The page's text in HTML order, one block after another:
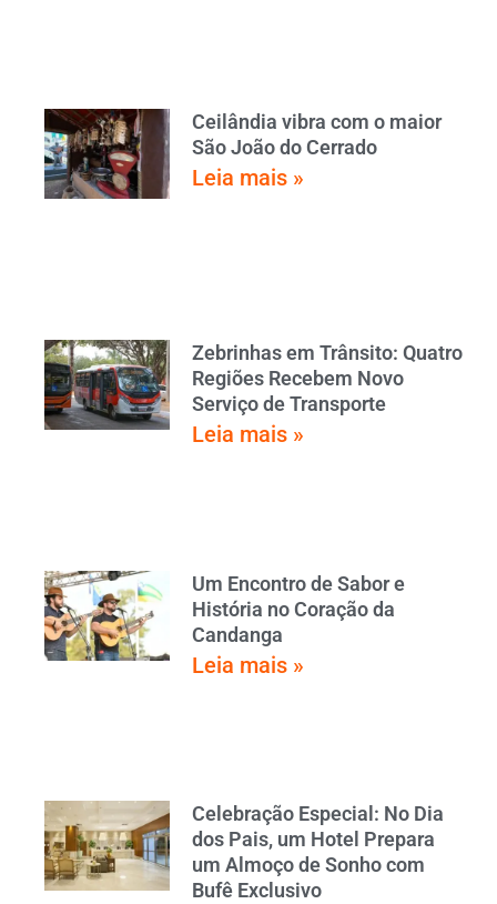
Ceilândia vibra com o maior
São João do Cerrado
Leia mais »
Zebrinhas em Trânsito: Quatro
Regiões Recebem Novo
Serviço de Transporte
Leia mais »
Um Encontro de Sabor e
História no Coração da
Candanga
Leia mais »
Celebração Especial: No Dia
dos Pais, um Hotel Prepara
um Almoço de Sonho com
Bufê Exclusivo